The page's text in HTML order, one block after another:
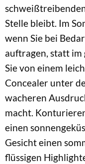
Stelle bleibt. Im
wenn Sie bei
auftragen, statt im
Sie von einem
Concealer unter
wacheren
macht.
einen
Gesicht einen
flüssigen